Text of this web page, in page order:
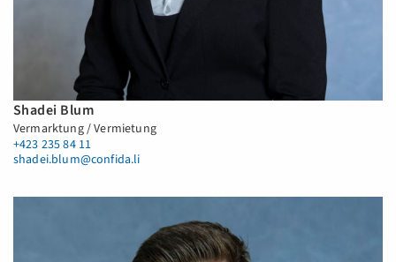
Shadei Blum
Vermarktung / Vermietung
+423 235 84 11
shadei.blum@confida.li